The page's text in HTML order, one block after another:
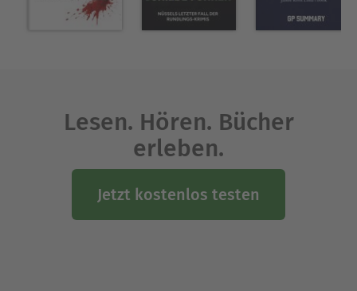
Lesen. Hören. Bücher
erleben.
Jetzt kostenlos testen